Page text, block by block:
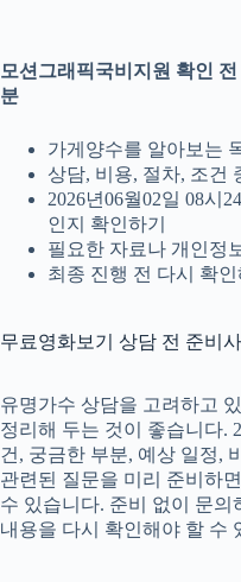
모션그래픽국비지원 확인
분
가게양수를 알아보는
상담, 비용, 절차, 조건
2026년06월02일 08시
인지 확인하기
필요한 자료나 개인정
최종 진행 전 다시 확
무료영화보기 상담 전 준비
유명가수 상담을 고려하고
정리해 두는 것이 좋습니다.
건, 궁금한 부분, 예상 일정,
관련된 질문을 미리 준비하
수 있습니다. 준비 없이 문
내용을 다시 확인해야 할 수